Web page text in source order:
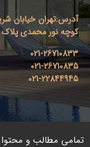
آدرس:تهران خیابان
کوچه نور محمدی پلاک 32 واحد 3
021-26710833
021-26710835
021-22844945
تمامی مطالب و